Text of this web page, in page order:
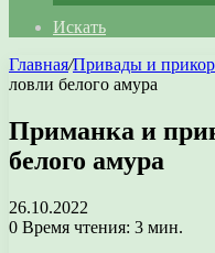
Искать
Главная/Привады и
ловли белого амура
Приманка и
белого амура
26.10.2022
0 Время чтения: 3 мин.